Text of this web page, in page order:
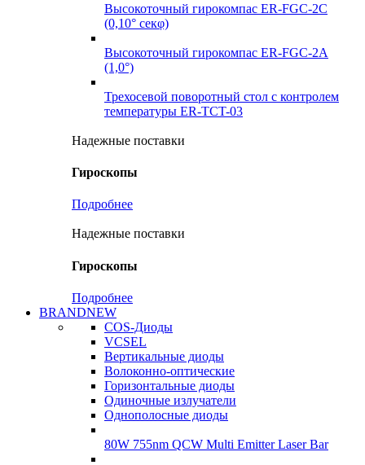
Высокоточный гирокомпас ER-FGC-2C
(0,10° секφ)
Высокоточный гирокомпас ER-FGC-2A
(1,0°)
Трехосевой поворотный стол с контролем
температуры ER-TCT-03
Надежные поставки
Гироскопы
Подробнее
Надежные поставки
Гироскопы
Подробнее
BRANDNEW
COS-Диоды
VCSEL
Вертикальные диоды
Волоконно-оптические
Горизонтальные диоды
Одиночные излучатели
Однополосные диоды
80W 755nm QCW Multi Emitter Laser Bar